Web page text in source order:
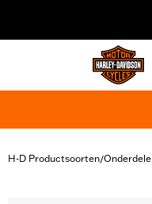
H-D Productsoorten/